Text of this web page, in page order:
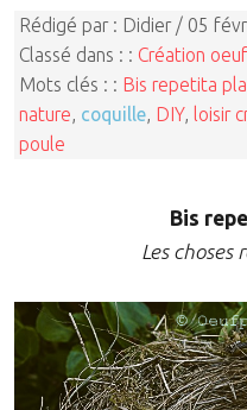
Rédigé par : Didier / 05
Classé dans : : Création
Mots clés : : Bis repetita
nature, coquille, DIY, loisir
poule
Bis
Les choses